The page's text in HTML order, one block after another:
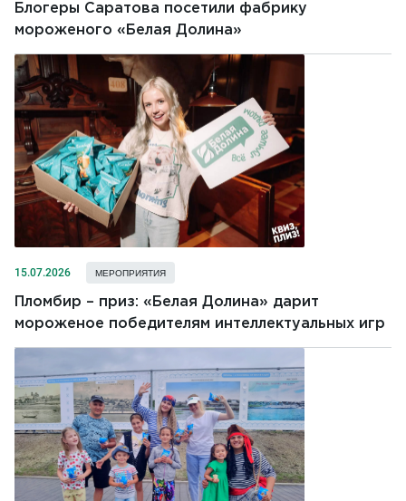
Блогеры Саратова посетили фабрику
мороженого «Белая Долина»
15.07.2026 МЕРОПРИЯТИЯ
Пломбир – приз: «Белая Долина» дарит
мороженое победителям интеллектуальных игр